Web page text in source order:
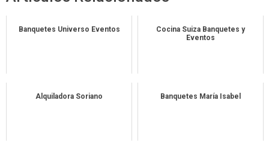
Banquetes Universo Eventos
Cocina Suiza Banquetes y
Eventos
Alquiladora Soriano Banquetes María Isabel